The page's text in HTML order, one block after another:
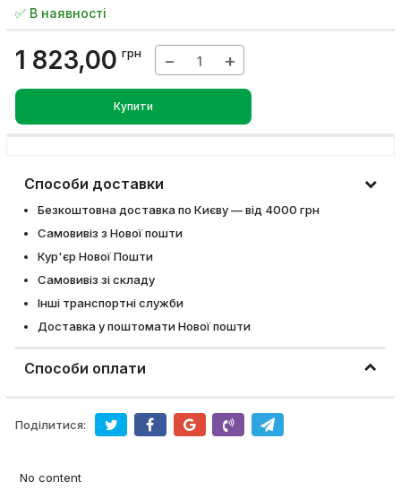
✅ В наявності
1 823,00 грн − +
Купити
Способи доставки
Безкоштовна доставка по Києву — від 4000 грн
Самовивіз з Нової пошти
Кур'єр Нової Пошти
Самовивіз зі складу
Інші транспортні служби
Доставка у поштомати Нової пошти
Способи оплати
Поділитися:
No content